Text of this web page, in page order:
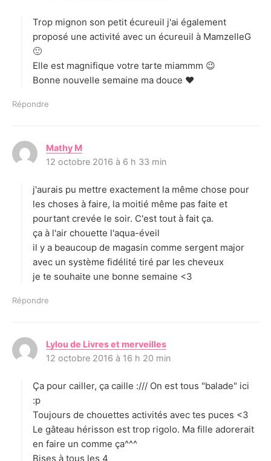
:
Trop mignon son petit écureuil j'ai également
proposé une activité avec un écureuil à MamzelleG
🙂
Elle est magnifique votre tarte miammm 😉
Bonne nouvelle semaine ma douce ♥
Répondre
Mathy M
i
:
12 octobre 2016 à 6 h 33 min
j'aurais pu mettre exactement la même chose pour
les choses à faire, la moitié même pas faite et
pourtant crevée le soir. C'est tout à fait ça.
ça à l'air chouette l'aqua-éveil
il y a beaucoup de magasin comme sergent major
avec un système fidélité tiré par les cheveux
je te souhaite une bonne semaine <3
Répondre
Lylou de Livres et merveilles
i
:
12 octobre 2016 à 16 h 20 min
Ça pour cailler, ça caille :/// On est tous "balade" ici
:p
Toujours de chouettes activités avec tes puces <3
Le gâteau hérisson est trop rigolo. Ma fille adorerait
en faire un comme ça^^^
Bises à tous les 4